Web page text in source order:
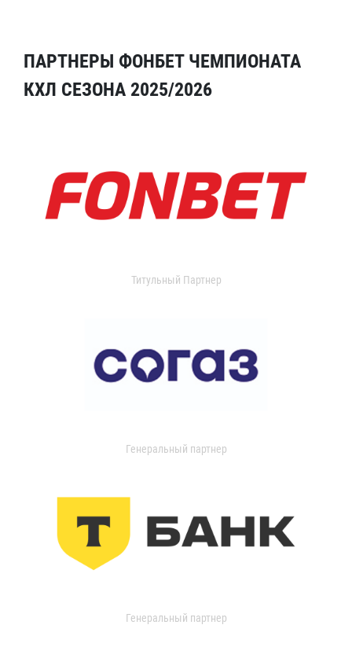
ПАРТНЕРЫ ФОНБЕТ ЧЕМПИОНАТА
КХЛ СЕЗОНА 2025/2026
Титульный Партнер
Генеральный партнер
Генеральный партнер